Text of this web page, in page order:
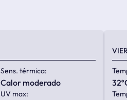
Sens. térmica:
calor moderado
UV max: